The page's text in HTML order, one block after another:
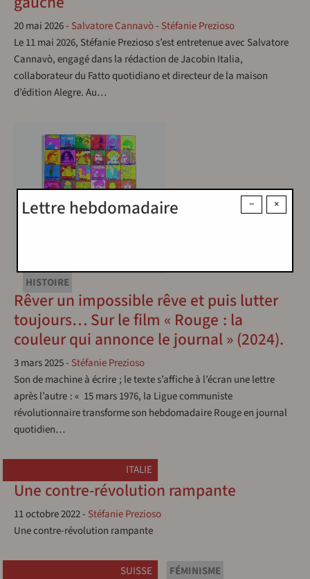
20 mai 2026- Salvatore Cannavò- Stéfanie Prezioso
Le 11 mai 2026, Stéfanie Prezioso s’est entretenue avec Salvatore
Cannavò, engagé dans la rédaction de Jacobin Italia,
collaborateur du Fatto quotidiano et directeur de la maison
d’édition Alegre. Au…
HISTOIRE
Rêver un impossible rêve et puis lutter
toujours… Sur le film « Rouge : la
couleur qui annonce le journal » (2024).
3 mars 2025- Stéfanie Prezioso
Son de machine à écrire ; le texte s’affiche à l’écran une lettre
après l’autre : « 15 mars 1976, la Ligue communiste
révolutionnaire transforme son hebdomadaire Rouge en journal
quotidien…
ITALIE
Une contre-révolution rampante
11 octobre 2022- Stéfanie Prezioso
Une contre-révolution rampante
SUISSE FÉMINISME
×
−
Lettre hebdomadaire